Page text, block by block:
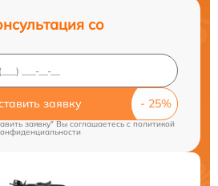
со
заявку
заявку" Вы соглашаетесь cполитикой